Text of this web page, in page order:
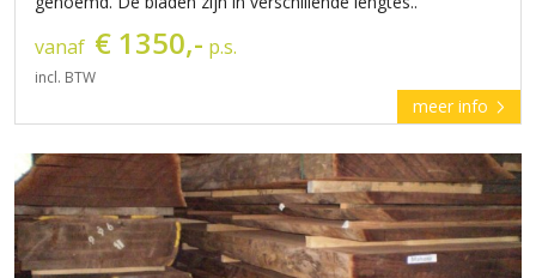
vanaf € 1350,- p.s.
incl. BTW
meer info